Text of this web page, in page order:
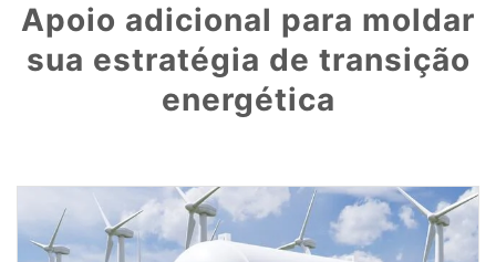
Apoio adicional para moldar
sua estratégia de transição
energética